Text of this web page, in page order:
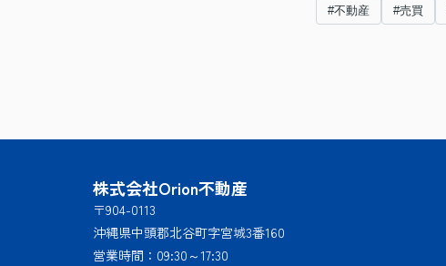
#不動産 #売買
株式会社Orion不動産
〒904-0113
沖縄県中頭郡北谷町字宮城3番160
営業時間： 09:30～17:30